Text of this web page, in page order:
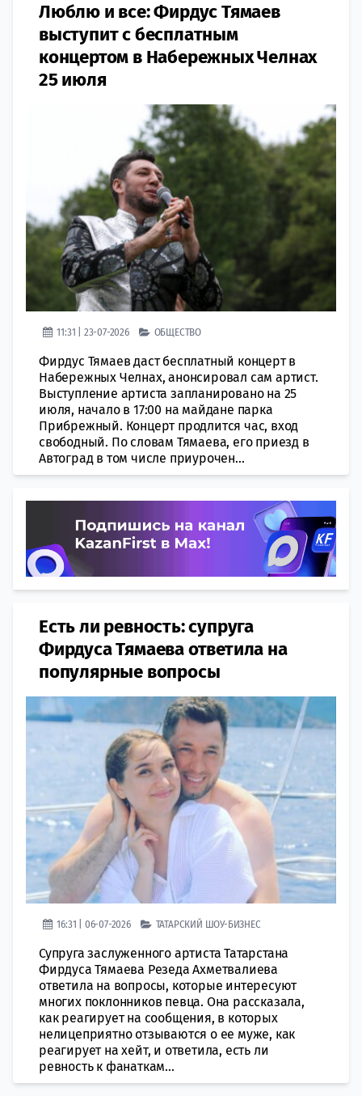
Люблю и все: Фирдус Тямаев
выступит с бесплатным
концертом в Набережных Челнах
25 июля
11:31 | 23-07-2026 ОБЩЕСТВО
Фирдус Тямаев даст бесплатный концерт в
Набережных Челнах, анонсировал сам артист.
Выступление артиста запланировано на 25
июля, начало в 17:00 на майдане парка
Прибрежный. Концерт продлится час, вход
свободный. По словам Тямаева, его приезд в
Автоград в том числе приурочен...
Есть ли ревность: супруга
Фирдуса Тямаева ответила на
популярные вопросы
16:31 | 06-07-2026 ТАТАРСКИЙ ШОУ-БИЗНЕС
Супруга заслуженного артиста Татарстана
Фирдуса Тямаева Резеда Ахметвалиева
ответила на вопросы, которые интересуют
многих поклонников певца. Она рассказала,
как реагирует на сообщения, в которых
нелицеприятно отзываются о ее муже, как
реагирует на хейт, и ответила, есть ли
ревность к фанаткам...